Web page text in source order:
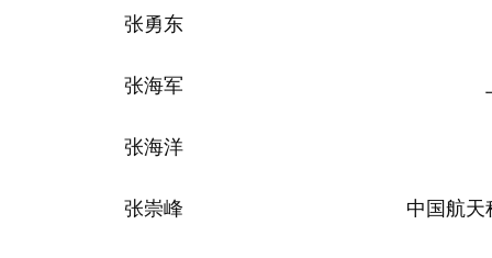
张勇东
张海军
张海洋
张崇峰 中国航天